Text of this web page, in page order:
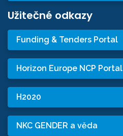
Užitečné odkazy
Funding & Tenders Portal
Horizon Europe NCP Portal
H2020
NKC GENDER a věda